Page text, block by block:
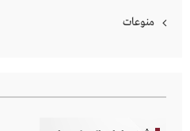
منوعات